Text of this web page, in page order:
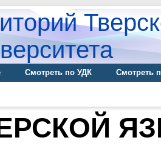
Смотреть по УДК
Смотреть